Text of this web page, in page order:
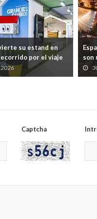
su estand en
por el viaje
desde casa hasta
2026
son
Captcha